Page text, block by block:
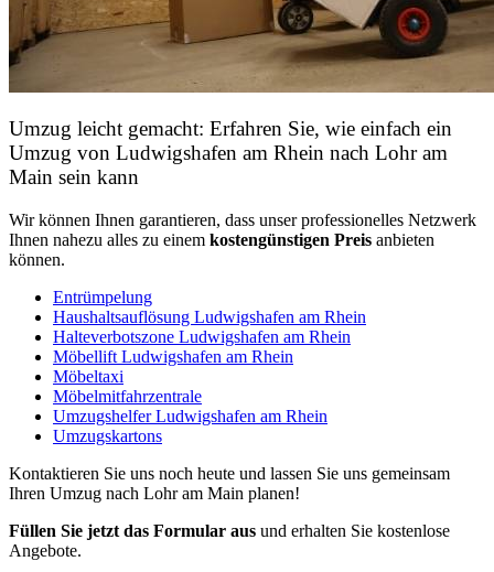
Umzug leicht gemacht: Erfahren Sie, wie einfach ein
Umzug von Ludwigshafen am Rhein nach Lohr am
Main sein kann
Wir können Ihnen garantieren, dass unser professionelles Netzwerk
Ihnen nahezu alles zu einem kostengünstigen Preis anbieten
können.
Entrümpelung
Haushaltsauflösung Ludwigshafen am Rhein
Halteverbotszone Ludwigshafen am Rhein
Möbellift Ludwigshafen am Rhein
Möbeltaxi
Möbelmitfahrzentrale
Umzugshelfer Ludwigshafen am Rhein
Umzugskartons
Kontaktieren Sie uns noch heute und lassen Sie uns gemeinsam
Ihren Umzug nach Lohr am Main planen!
Füllen Sie jetzt das Formular aus und erhalten Sie kostenlose
Angebote.